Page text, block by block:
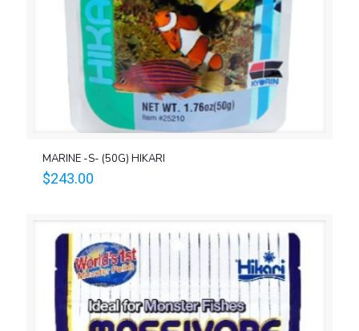
MARINE -S- (50G) HIKARI
$243.00